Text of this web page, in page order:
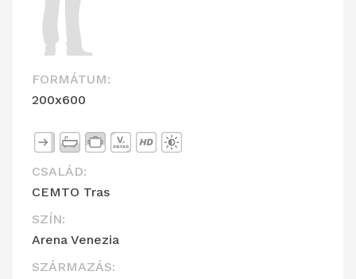
FORMÁTUM:
200x600
CSALÁD:
CEMTO Tras
SZÍN:
Arena Venezia
SZÁRMAZÁS: